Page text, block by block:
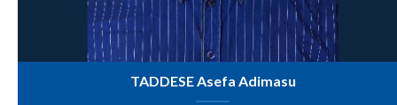
TADDESE Asefa Adimasu